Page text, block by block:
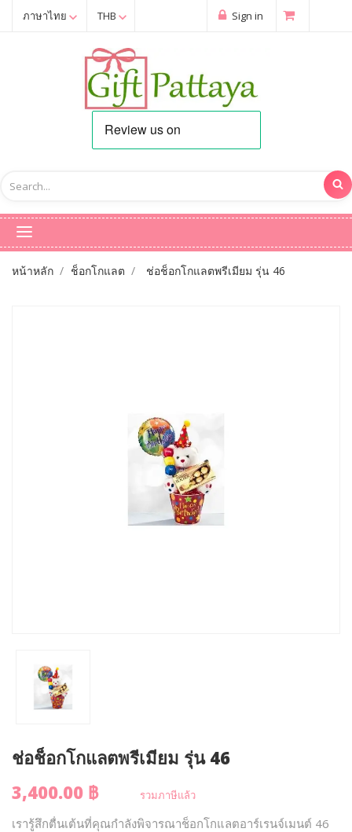
ภาษาไทย THB Sign in
หน้าหลัก ช็อกโกแลต ช่อช็อกโกแลตพรีเมียม รุ่น 46
ช่อช็อกโกแลตพรีเมียม รุ่น 46
3,400.00 ฿
รวมภาษีแล้ว
เรารู้สึกตื่นเต้นที่คุณกำลังพิจารณาช็อกโกแลตอาร์เรนจ์เมนต์ 46